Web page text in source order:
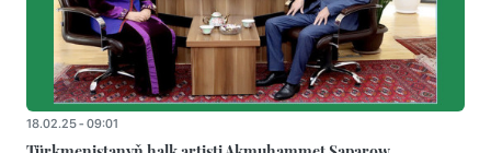
18.02.25 - 09:01